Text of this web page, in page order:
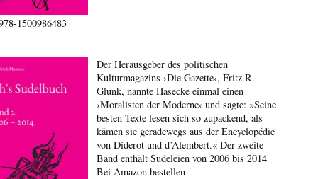
1500986483
Der Herausgeber des politischen
Kulturmagazins ›Die Gazette‹, Fritz R.
Glunk, nannte Hasecke einmal einen
›Moralisten der Moderne‹ und sagte: »Seine
besten Texte lesen sich so zupackend, als
kämen sie geradewegs aus der Encyclopédie
von Diderot und d’Alembert.« Der zweite
Band enthält Sudeleien von 2006 bis 2014
Bei Amazon bestellen